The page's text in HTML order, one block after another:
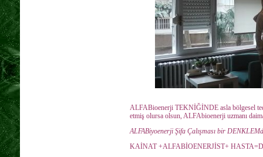
ALFABioenerji TEKNİĞİNDE asla bölgesel
etmiş olursa olsun, ALFAbioenerji uzmanı
ALFABiyoenerji Şifa Çalışması bir
KAİNAT +ALFABİOENERJİST+